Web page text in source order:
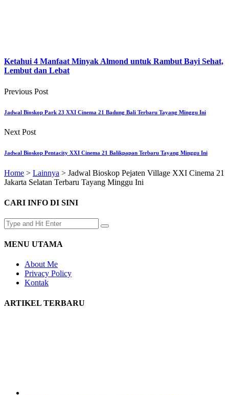
Ketahui 4 Manfaat Minyak Almond untuk Rambut Bayi Sehat,
Lembut dan Lebat
Previous Post
Jadwal Bioskop Park 23 XXI Cinema 21 Badung Bali Terbaru Tayang Minggu Ini
Next Post
Jadwal Bioskop Pentacity XXI Cinema 21 Balikpapan Terbaru Tayang Minggu Ini
Home > Lainnya > Jadwal Bioskop Pejaten Village XXI Cinema 21
Jakarta Selatan Terbaru Tayang Minggu Ini
CARI INFO DI SINI
MENU UTAMA
About Me
Privacy Policy
Kontak
ARTIKEL TERBARU